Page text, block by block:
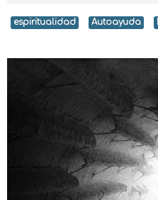
espiritualidad Autoayuda